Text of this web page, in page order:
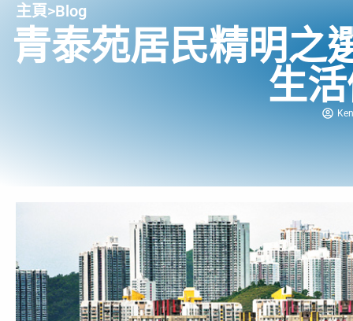
主頁>Blog
青泰苑居民精明之
生